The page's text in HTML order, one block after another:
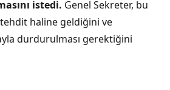
istedi. Genel Sekreter, bu
haline geldiğini ve
durdurulması gerektiğini